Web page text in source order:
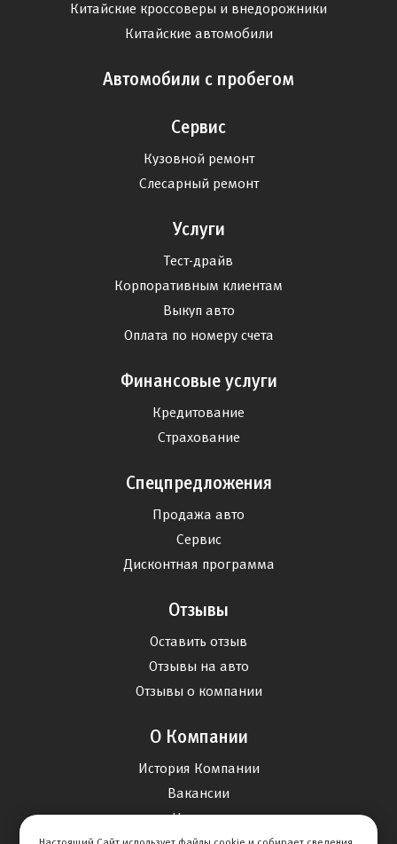
Китайские кроссоверы и внедорожники
Китайские автомобили
Автомобили с пробегом
Сервис
Кузовной ремонт
Слесарный ремонт
Услуги
Тест-драйв
Корпоративным клиентам
Выкуп авто
Оплата по номеру счета
Финансовые услуги
Кредитование
Страхование
Спецпредложения
Продажа авто
Сервис
Дисконтная программа
Отзывы
Оставить отзыв
Отзывы на авто
Отзывы о компании
О Компании
История Компании
Вакансии
Новости